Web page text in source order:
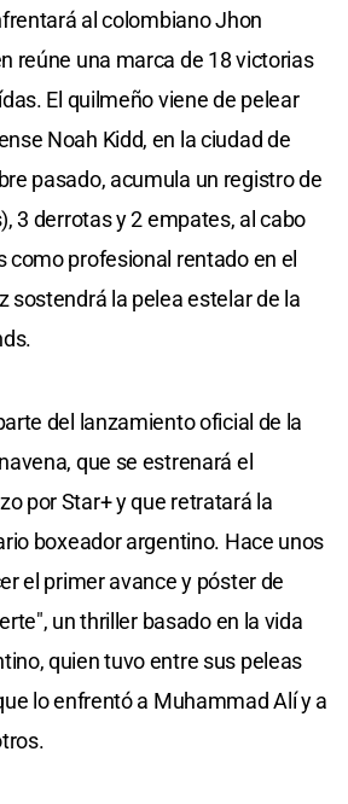
al colombiano Jhon
reúne una marca de 18 victorias
El quilmeño viene de pelear
Noah Kidd, en la ciudad de
pasado, acumula un registro de
3 derrotas y 2 empates, al cabo
como profesional rentado en el
sostendrá la pelea estelar de la
del lanzamiento oficial de la
que se estrenará el
por Star+ y que retratará la
boxeador argentino. Hace unos
el primer avance y póster de
un thriller basado en la vida
quien tuvo entre sus peleas
lo enfrentó a Muhammad Alí y a